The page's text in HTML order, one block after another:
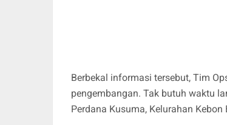
Berbekal informasi tersebut, Tim
pengembangan. Tak butuh waktu
Perdana Kusuma, Kelurahan